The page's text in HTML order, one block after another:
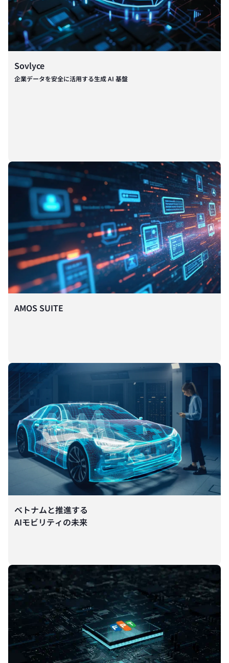
Sovlyce
企業データを安全に活用する生成 AI 基盤
AMOS SUITE
ベトナムと推進する
AIモビリティの未来